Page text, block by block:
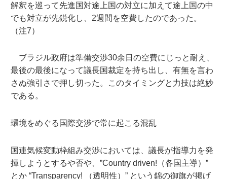
解釈を巡って先進国対途上国の対立に加えて途上国の中
でも対立が先鋭化し、2週間を空費したのであった。
（注7）
ブラジル政府は準備交渉30余日の空費にじっと耐え、
最後の最後になって議長国裁定を持ち出し、有無を言わ
さぬ強引さで押し切った。このタイミングと力技は絶妙
である。
環境をめぐる国際交渉で常に起こる混乱
国連気候変動枠組み交渉においては、議長が指導力を発
揮しようとするや否や、”Country driven!（各国主導）”
とか “Transparency! （透明性）” という錦の御旗が掲げ